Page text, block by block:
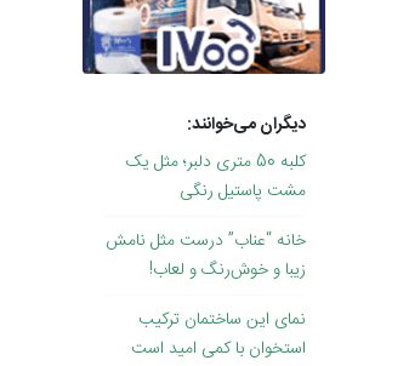
دیگران می‌خوانند:
کلبه 50 متری دلبر؛ مثل یک
مشت پاستیل رنگی
خانه “عناب” درست مثل نامش
زیبا و خوش‌رنگ و لعاب!
نمای این ساختمان ترکیب
استخوان با کمی امید است